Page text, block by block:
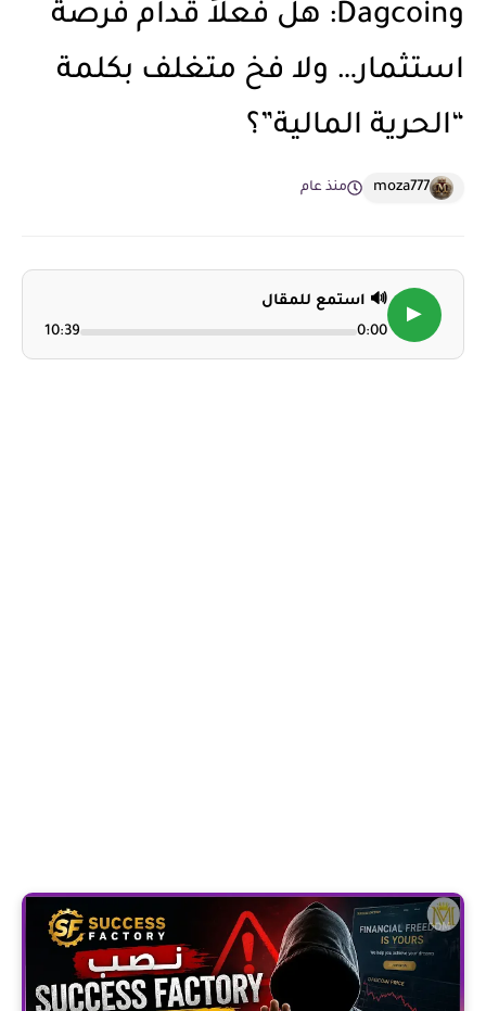
وDagcoin: هل فعلاً قدام فرصة
استثمار… ولا فخ متغلف بكلمة
“الحرية المالية”؟
moza777 منذ عام
▶
🔊 استمع للمقال
0:00
10:39